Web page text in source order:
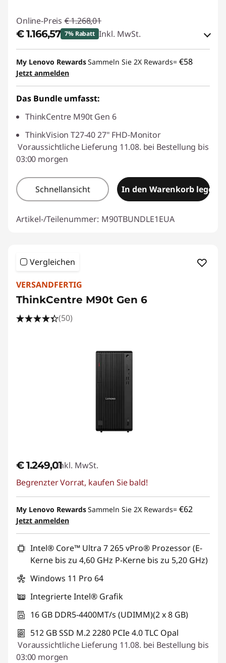
Online-Preis € 1.268,01
€ 1.166,57 7% Rabatt Inkl. MwSt.
eCoupon-Rabatt :-€ 101,44
eCoupon :THINKDEAL
My Lenovo RewardsSammeln Sie 2X Rewards= €58
Jetzt anmelden
Das Bundle umfasst:
ThinkCentre M90t Gen 6
ThinkVision T27-40 27" FHD-Monitor
Voraussichtliche Lieferung 11.08. bei Bestellung bis
03:00 morgen
Schnellansicht In den Warenkorb legen
Artikel-/Teilenummer: M90TBUNDLE1EUA
Vergleichen
VERSANDFERTIG
ThinkCentre M90t Gen 6
(50)
€ 1.249,01Inkl. MwSt.
Begrenzter Vorrat, kaufen Sie bald!
My Lenovo RewardsSammeln Sie 2X Rewards= €62
Jetzt anmelden
Intel® Core™ Ultra 7 265 vPro® Prozessor (E-
Kerne bis zu 4,60 GHz P-Kerne bis zu 5,20 GHz)
Windows 11 Pro 64
Integrierte Intel® Grafik
16 GB DDR5-4400MT/s (UDIMM)(2 x 8 GB)
512 GB SSD M.2 2280 PCIe 4.0 TLC Opal
Voraussichtliche Lieferung 11.08. bei Bestellung bis
03:00 morgen